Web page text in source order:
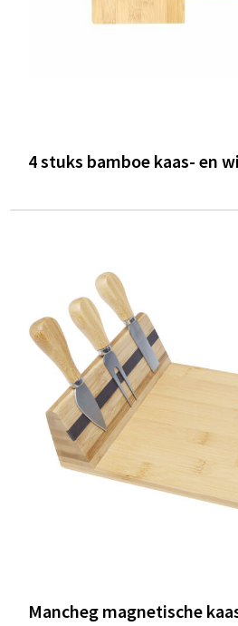
4 stuks bamboe kaas- en
Mancheg magnetische